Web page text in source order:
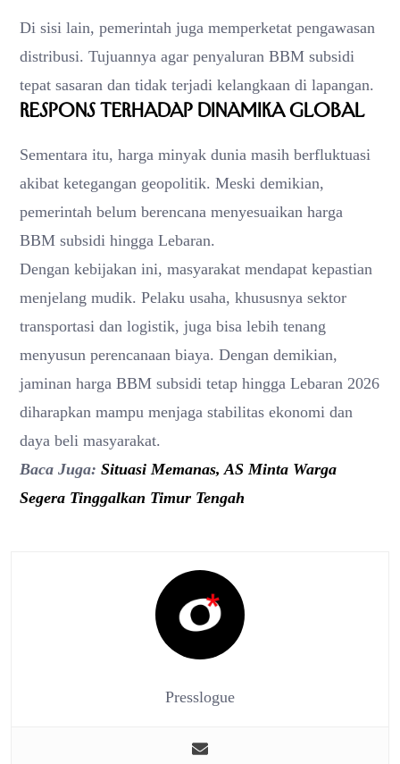
Di sisi lain, pemerintah juga memperketat pengawasan
distribusi. Tujuannya agar penyaluran BBM subsidi
tepat sasaran dan tidak terjadi kelangkaan di lapangan.
Respons terhadap Dinamika Global
Sementara itu, harga minyak dunia masih berfluktuasi
akibat ketegangan geopolitik. Meski demikian,
pemerintah belum berencana menyesuaikan harga
BBM subsidi hingga Lebaran.
Dengan kebijakan ini, masyarakat mendapat kepastian
menjelang mudik. Pelaku usaha, khususnya sektor
transportasi dan logistik, juga bisa lebih tenang
menyusun perencanaan biaya. Dengan demikian,
jaminan harga BBM subsidi tetap hingga Lebaran 2026
diharapkan mampu menjaga stabilitas ekonomi dan
daya beli masyarakat.
Baca Juga: Situasi Memanas, AS Minta Warga
Segera Tinggalkan Timur Tengah
Presslogue